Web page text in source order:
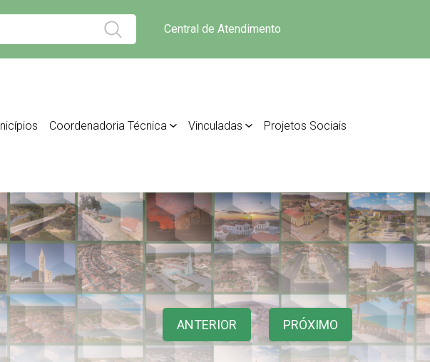
Central de Atendimento
Coordenadoria Técnica Vinculadas Projetos Sociais
ANTERIOR PRÓXIMO